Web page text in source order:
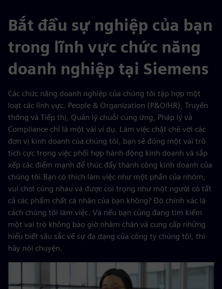
Bắt đầu sự nghiệp của bạn
trong lĩnh vực chức năng
doanh nghiệp tại Siemens
Các chức năng doanh nghiệp của chúng tôi tập hợp một
loạt các lĩnh vực. People & Organization (P&O/HR), Truyền
thông và Tiếp thị, Quản lý chuỗi cung ứng, Pháp lý và
Compliance chỉ là một vài ví dụ. Làm việc chặt chẽ với các
đơn vị kinh doanh của chúng tôi, bạn sẽ đóng một vai trò
tích cực trong việc phối hợp hành động kinh doanh và sắp
xếp các điểm mạnh để thúc đẩy thành công kinh doanh của
chúng tôi.Bạn có thích làm việc như một phần của nhóm,
vui chơi cùng nhau và được coi trọng như một người có tất
cả các phẩm chất cá nhân của bạn không? Đó chính xác là
cách chúng tôi làm việc. Và nếu bạn cũng đang tìm kiếm
một vai trò không bao giờ nhàm chán và cung cấp những
hiểu biết sâu sắc về sự đa dạng của công ty chúng tôi, thì
hãy nói chuyện.